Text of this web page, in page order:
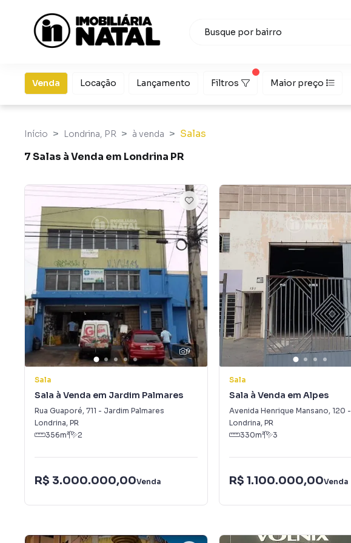
Venda Locação Lançamento Filtros Maior preço
Início Londrina, PR à venda
Salas
7 Salas à Venda em Londrina PR
9
Sala
Sala à Venda em Jardim Palmares
Rua Guaporé, 711 - Jardim Palmares
Londrina, PR
356m² 2
R$ 3.000.000,00Venda
Sala
Sala à Venda em Alpes
Avenida Henrique Mansano, 120 -
Londrina, PR
330m² 3
R$ 1.100.000,00Venda